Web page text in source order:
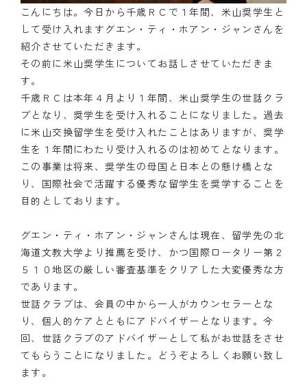
こんにちは。今日から千歳ＲＣで１年間、米山奨学生と
して受け入れますグエン・ティ・ホアン・ジャンさんを
紹介させていただきます。
その前に米山奨学生についてお話しさせていただきま
す。
千歳ＲＣは本年４月より１年間、米山奨学生の世話クラ
ブとなり、奨学生を受け入れることになりました。過去
に米山交換留学生を受け入れたことはありますが、奨学
生を１年間にわたり受け入れるのは初めてとなります。
この事業は将来、奨学生の母国と日本との懸け橋とな
り、国際社会で活躍する優秀な留学生を奨学することを
目的としております。
グエン・ティ・ホアン・ジャンさんは現在、留学先の北
海道文教大学より推薦を受け、かつ国際ロータリー第２
５１０地区の厳しい審査基準をクリアした大変優秀な方
であります。
世話クラブは、会員の中から一人がカウンセラーとな
り、個人的ケアとともにアドバイザーとなります。今
回、世話クラブのアドバイザーとして私がお世話をさせ
てもらうことになりました。どうぞよろしくお願い致し
ます。